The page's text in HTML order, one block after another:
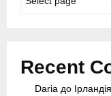
Recent
Daria до